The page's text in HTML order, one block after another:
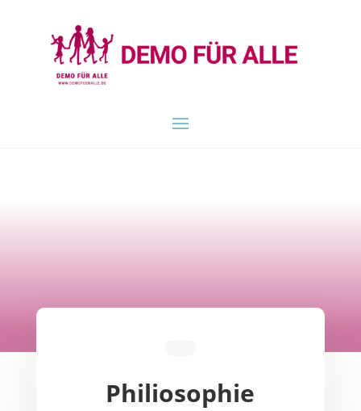
Philiosophie